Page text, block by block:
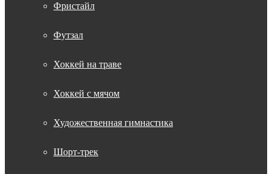
Фристайл
Футзал
Хоккей на траве
Хоккей с мячом
Художественная гимнастика
Шорт-трек